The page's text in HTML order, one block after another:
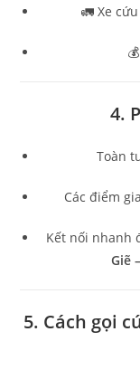
🚛 Xe
4.
Toàn
Các điểm
Kết nối nhanh
Giẽ
5. Cách gọi